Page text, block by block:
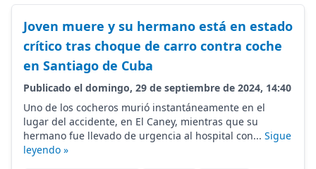
Joven muere y su hermano está en estado
crítico tras choque de carro contra coche
en Santiago de Cuba
Publicado el domingo, 29 de septiembre de 2024, 14:40
Uno de los cocheros murió instantáneamente en el
lugar del accidente, en El Caney, mientras que su
hermano fue llevado de urgencia al hospital con... Sigue
leyendo »